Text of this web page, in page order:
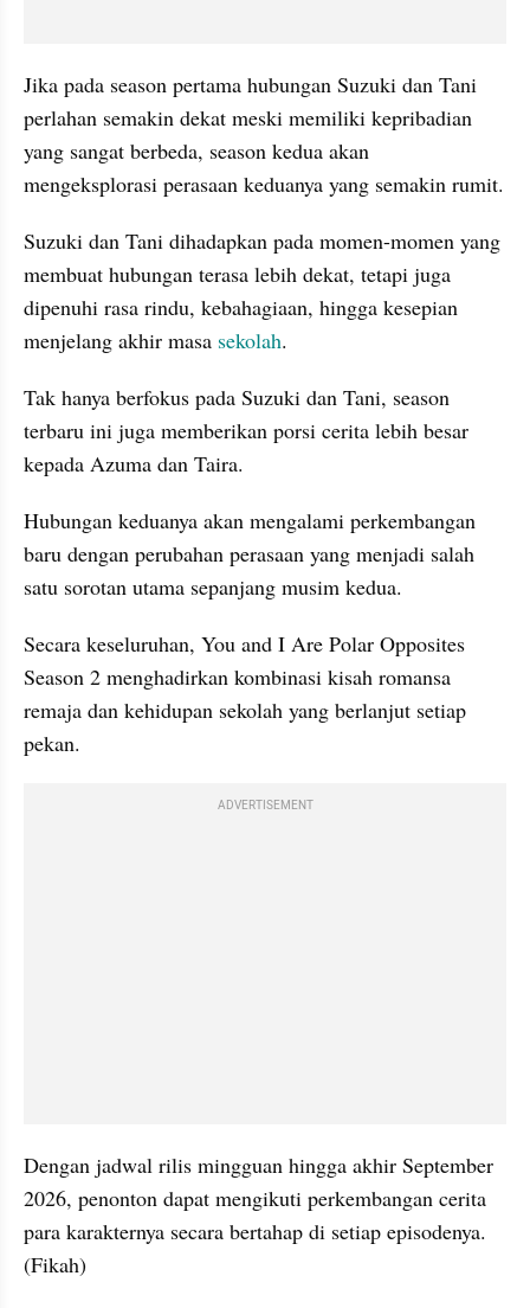
Jika pada season pertama hubungan Suzuki dan Tani
perlahan semakin dekat meski memiliki kepribadian
yang sangat berbeda, season kedua akan
mengeksplorasi perasaan keduanya yang semakin rumit.
Suzuki dan Tani dihadapkan pada momen-momen yang
membuat hubungan terasa lebih dekat, tetapi juga
dipenuhi rasa rindu, kebahagiaan, hingga kesepian
menjelang akhir masa sekolah.
Tak hanya berfokus pada Suzuki dan Tani, season
terbaru ini juga memberikan porsi cerita lebih besar
kepada Azuma dan Taira.
Hubungan keduanya akan mengalami perkembangan
baru dengan perubahan perasaan yang menjadi salah
satu sorotan utama sepanjang musim kedua.
Secara keseluruhan, You and I Are Polar Opposites
Season 2 menghadirkan kombinasi kisah romansa
remaja dan kehidupan sekolah yang berlanjut setiap
pekan.
ADVERTISEMENT
Dengan jadwal rilis mingguan hingga akhir September
2026, penonton dapat mengikuti perkembangan cerita
para karakternya secara bertahap di setiap episodenya.
(Fikah)